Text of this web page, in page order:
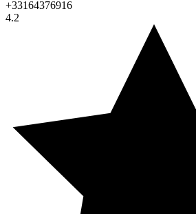
+33164376916
4.2